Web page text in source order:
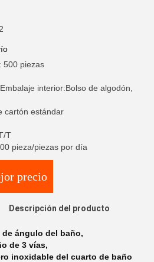
500 piezas
interior:Bolso de algodón,
cartón estándar
T
pieza/piezas por día
precio
Descripción del producto
de ángulo del baño,
de 3 vías,
inoxidable del cuarto de baño